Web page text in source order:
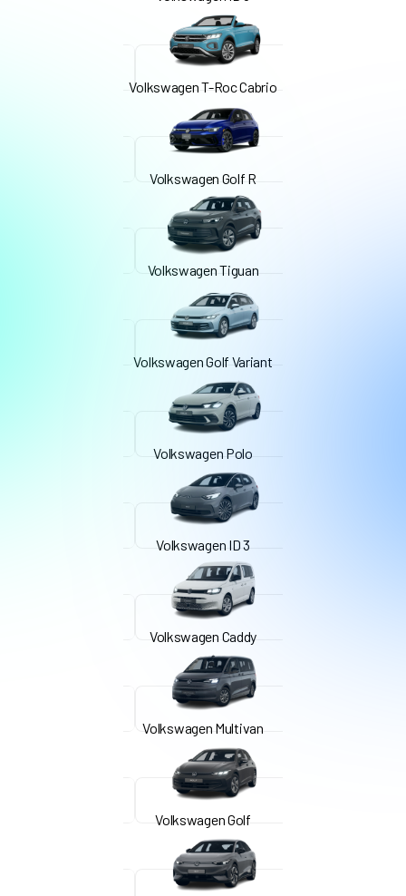
Volkswagen T-Roc Cabrio
Volkswagen Golf R
Volkswagen Tiguan
Volkswagen Golf Variant
Volkswagen Polo
Volkswagen ID 3
Volkswagen Caddy
Volkswagen Multivan
Volkswagen Golf